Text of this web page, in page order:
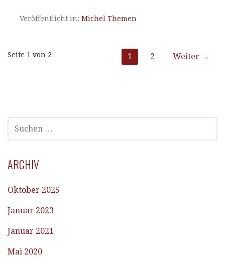
Veröffentlicht in: Michel Themen
Beitrag
Seite 1 von 2 1 2 Weiter →
SUCHEN
NACH:
ARCHIV
Oktober 2025
Januar 2023
Januar 2021
Mai 2020